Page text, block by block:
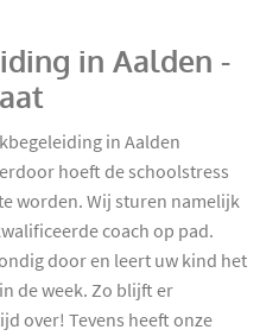
in Aalden -
in Aalden
hoeft de schoolstress
worden. Wij sturen namelijk
coach op pad.
door en leert uw kind het
de week. Zo blijft er
over! Tevens heeft onze